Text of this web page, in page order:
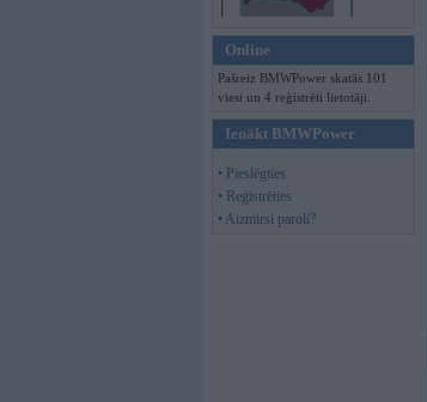
Online
Pašreiz BMWPower skatās 101
viesi un 4 reģistrēti lietotāji.
Ienākt BMWPower
• Pieslēgties
• Reģistrēties
• Aizmirsi paroli?